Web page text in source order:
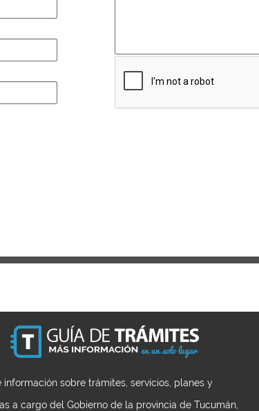
información sobre trámites, servicios, planes y
a cargo del Gobierno de la provincia de Tucumán,